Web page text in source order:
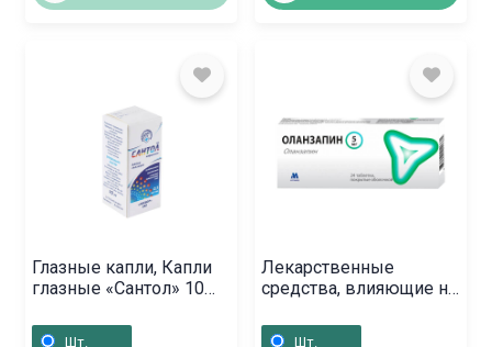
Глазные капли, Капли
глазные «Сантол» 10
Шт.
Лекарственные
средства, влияющие на
«Оланзапин» 5мг,
Шт.